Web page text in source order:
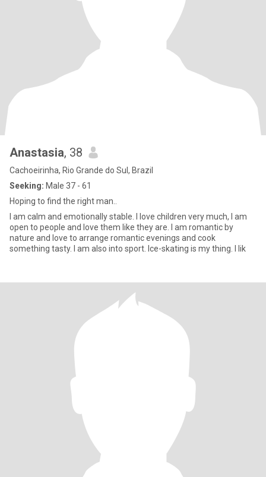
Anastasia, 38
Cachoeirinha, Rio Grande do Sul, Brazil
Seeking: Male 37 - 61
Hoping to find the right man..
I am calm and emotionally stable. I love children very much, I am
open to people and love them like they are. I am romantic by
nature and love to arrange romantic evenings and cook
something tasty. I am also into sport. Ice-skating is my thing. I lik